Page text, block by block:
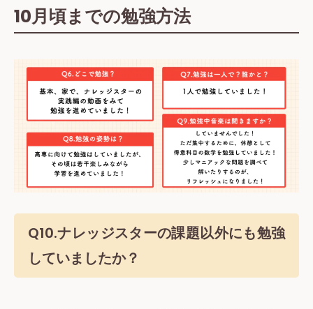
10月頃までの勉強方法
Q10.ナレッジスターの課題以外にも勉強
していましたか？